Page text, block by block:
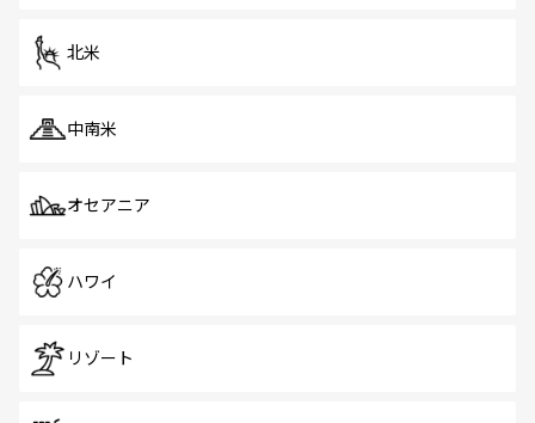
北米
中南米
オセアニア
ハワイ
リゾート